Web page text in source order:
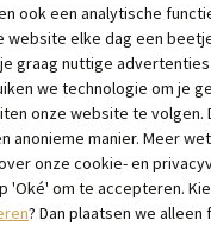
ook een analytische
website elke dag een
graag nuttige advertenties
we technologie om je
onze website te volgen.
anonieme manier. Meer
onze cookie- en
'Oké' om te accepteren.
? Dan plaatsen we alleen